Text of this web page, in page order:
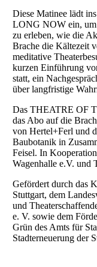
Diese Matinee lädt
LONG NOW ein, um
zu erleben, wie die
Brache die Kältezeit
meditative
kurzen Einführung
statt, ein
über langfristige
Das THEATRE OF
das Abo auf die
von Hertel+Ferl und
Baubotanik in
Feisel. In
Wagenhalle e.V. und
Gefördert durch das
Stuttgart, dem
und
e. V. sowie dem
Grün des Amts für
Stadterneuerung der